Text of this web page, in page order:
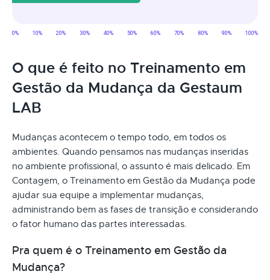
O que é feito no Treinamento em
Gestão da Mudança da Gestaum
LAB
Mudanças acontecem o tempo todo, em todos os
ambientes. Quando pensamos nas mudanças inseridas
no ambiente profissional, o assunto é mais delicado. Em
Contagem, o Treinamento em Gestão da Mudança pode
ajudar sua equipe a implementar mudanças,
administrando bem as fases de transição e considerando
o fator humano das partes interessadas.
Pra quem é o Treinamento em Gestão da
Mudança?